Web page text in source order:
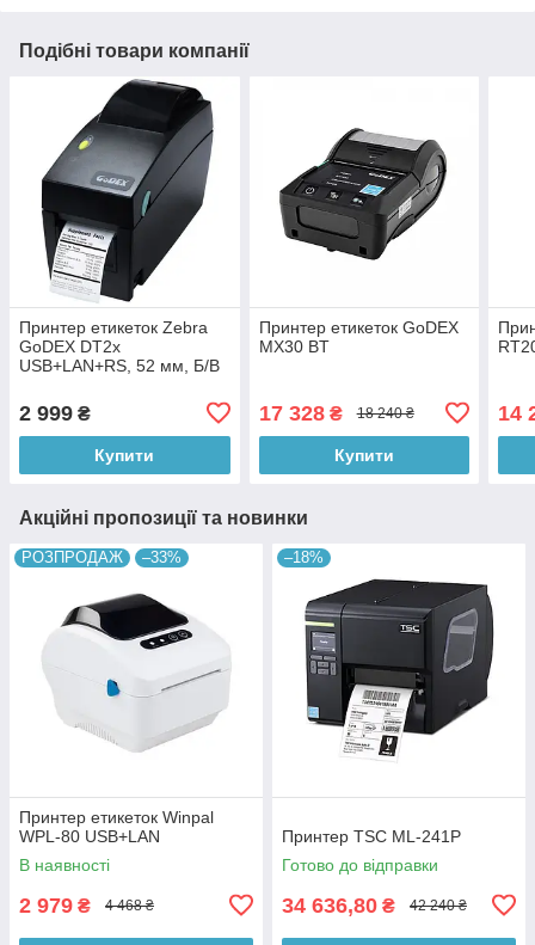
Подібні товари компанії
Принтер етикеток Zebra
GoDEX DT2x
USB+LAN+RS, 52 мм, Б/В
2 999 ₴
Купити
Принтер етикеток GoDEX
MX30 BT
17 328₴ 18 240 ₴
Купити
14
Акційні пропозиції та новинки
РОЗПРОДАЖ –33%
Принтер етикеток Winpal
WPL-80 USB+LAN
В наявності
2 979 ₴ 4 468 ₴
–18%
Принтер TSC ML-241Р
Готово до відправки
34 636,80 ₴ 42 240 ₴